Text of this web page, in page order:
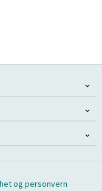
og personvern